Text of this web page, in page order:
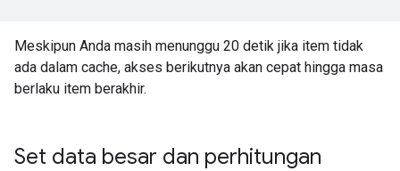
Meskipun Anda masih menunggu 20 detik jika item tidak
ada dalam cache, akses berikutnya akan cepat hingga masa
berlaku item berakhir.
Set data besar dan perhitungan